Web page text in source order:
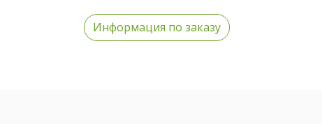
Информация по заказу